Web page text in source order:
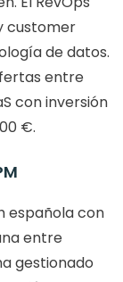
customer
de datos.
entre
con inversión
€.
española con
entre
gestionado